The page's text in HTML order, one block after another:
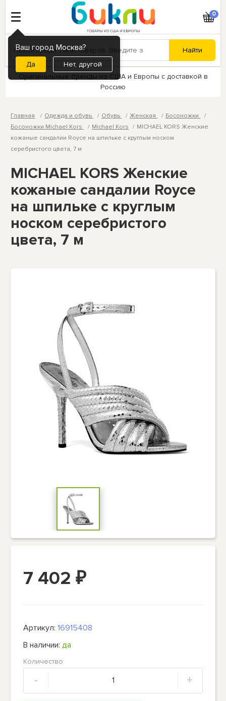
Ваш город Москва?
Нет, другой
0
Оригинальные бренды из США и Европы с доставкой в
Россию
Главная Одежда и обувь Обувь Женская
Босоножки
Босоножки Michael Kors
Michael Kors
MICHAEL KORS Женские
кожаные сандалии Royce на шпильке с круглым носком
серебристого цвета, 7 м
MICHAEL KORS Женские
кожаные сандалии Royce
на шпильке с круглым
носком серебристого
цвета, 7 м
7 402₽
Артикул:16915408
В наличии:да
Количество
- +